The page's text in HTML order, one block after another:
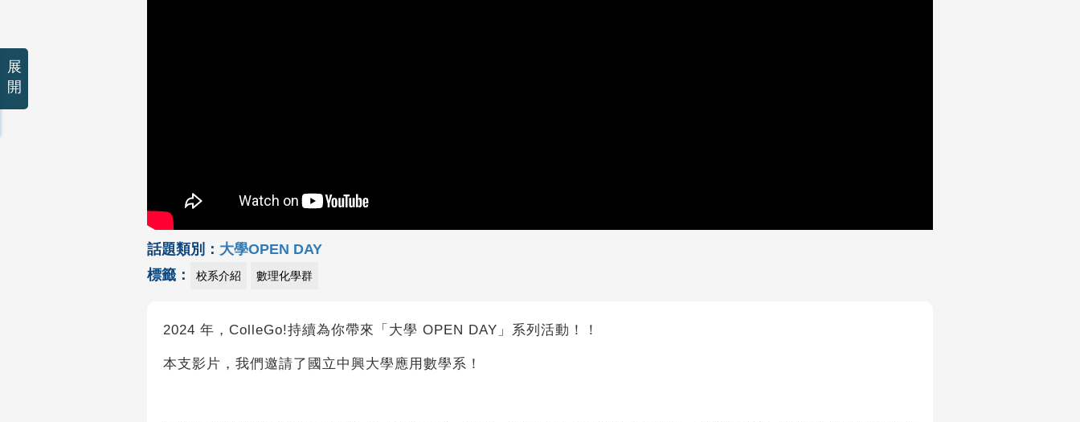
話題類別： 大學OPEN DAY
標籤：
校系介紹 數理化學群
2024 年，ColleGo!持續為你帶來「大學 OPEN DAY」系列活動！！
本支影片，我們邀請了國立中興大學應用數學系！
展
開